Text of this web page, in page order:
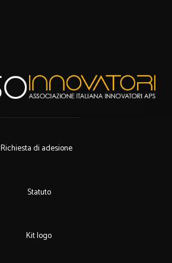
Richiesta di adesione
Statuto
Kit logo